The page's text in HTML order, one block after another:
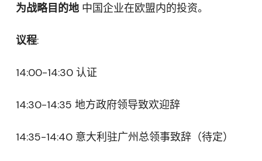
为战略目的地中国企业在欧盟内的投资。
议程:
14:00-14:30 认证
14:30-14:35 地方政府领导致欢迎辞
14:35-14:40 意大利驻广州总领事致辞（待定）